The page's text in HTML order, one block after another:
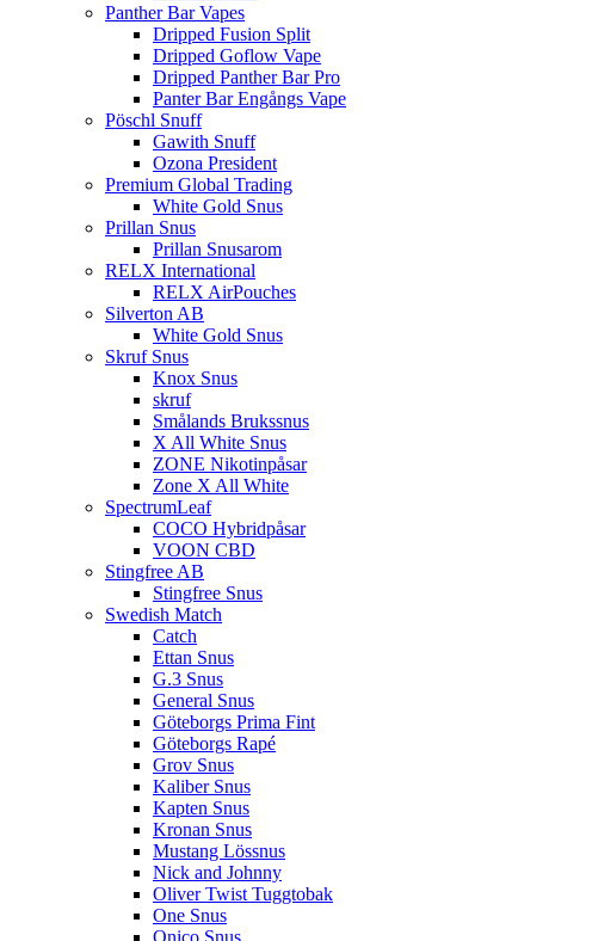
Panther Bar Vapes
Dripped Fusion Split
Dripped Goflow Vape
Dripped Panther Bar Pro
Panter Bar Engångs Vape
Pöschl Snuff
Gawith Snuff
Ozona President
Premium Global Trading
White Gold Snus
Prillan Snus
Prillan Snusarom
RELX International
RELX AirPouches
Silverton AB
White Gold Snus
Skruf Snus
Knox Snus
skruf
Smålands Brukssnus
X All White Snus
ZONE Nikotinpåsar
Zone X All White
SpectrumLeaf
COCO Hybridpåsar
VOON CBD
Stingfree AB
Stingfree Snus
Swedish Match
Catch
Ettan Snus
G.3 Snus
General Snus
Göteborgs Prima Fint
Göteborgs Rapé
Grov Snus
Kaliber Snus
Kapten Snus
Kronan Snus
Mustang Lössnus
Nick and Johnny
Oliver Twist Tuggtobak
One Snus
Onico Snus